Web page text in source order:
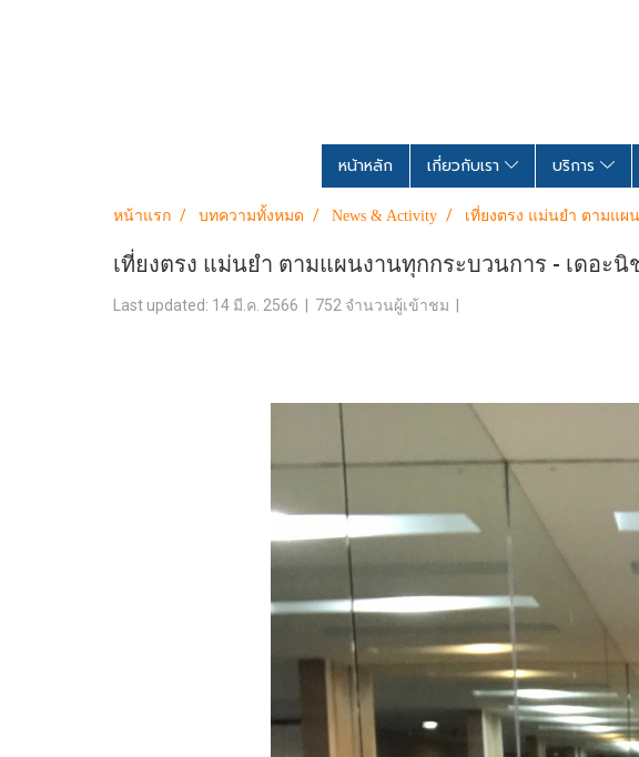
หน้าหลัก เกี่ยวกับเรา บริการ
หน้าแรก บทความทั้งหมด News & Activity เที่ยงตรง แม่นยำ ตามแผ
เที่ยงตรง แม่นยำ ตามแผนงานทุกกระบวนการ - เดอะนิ
Last updated: 14 มี.ค. 2566 | 752 จำนวนผู้เข้าชม |